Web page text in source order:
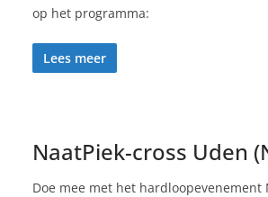
op het programma:
Lees meer
NaatPiek-cross Uden
Doe mee met het hardloopevenement